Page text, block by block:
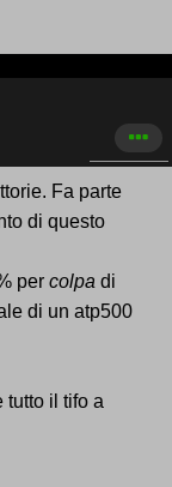
Fa parte
di questo
per colpa di
di un atp500
tutto il tifo a